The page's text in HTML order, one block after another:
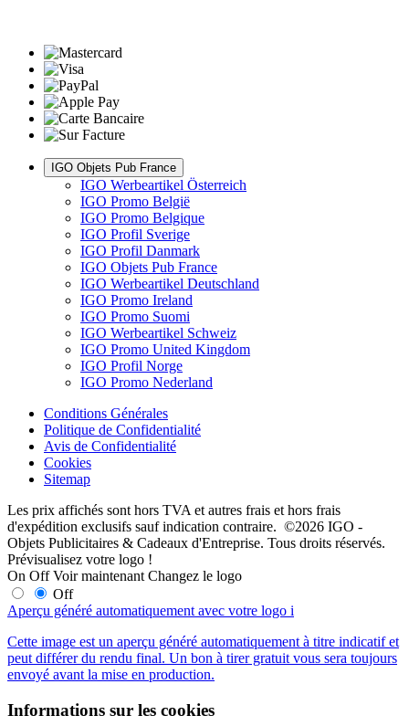
IGO Objets Pub France
IGO Werbeartikel Österreich
IGO Promo België
IGO Promo Belgique
IGO Profil Sverige
IGO Profil Danmark
IGO Objets Pub France
IGO Werbeartikel Deutschland
IGO Promo Ireland
IGO Promo Suomi
IGO Werbeartikel Schweiz
IGO Promo United Kingdom
IGO Profil Norge
IGO Promo Nederland
Conditions Générales
Politique de Confidentialité
Avis de Confidentialité
Cookies
Sitemap
Les prix affichés sont hors TVA et autres frais et hors frais
d'expédition exclusifs sauf indication contraire. ©2026 IGO -
Objets Publicitaires & Cadeaux d'Entreprise. Tous droits réservés.
Prévisualisez votre logo !
On Off Voir maintenant Changez le logo
Off
Aperçu généré automatiquement avec votre logo i
Cette image est un aperçu généré automatiquement à titre indicatif et
peut différer du rendu final. Un bon à tirer gratuit vous sera toujours
envoyé avant la mise en production.
Informations sur les cookies